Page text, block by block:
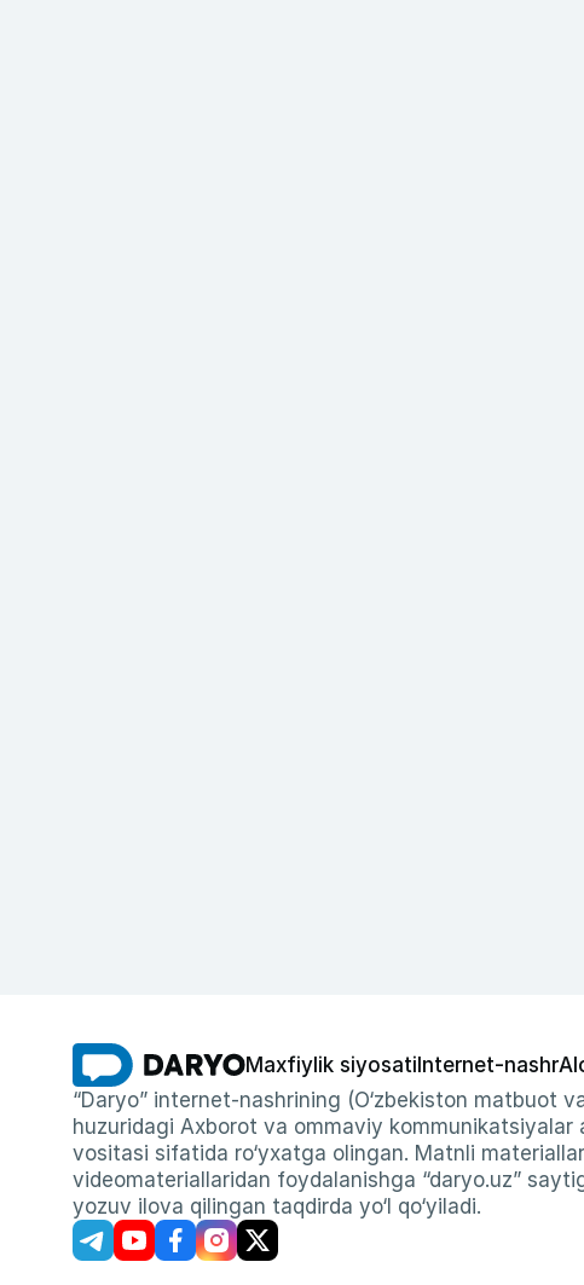
Maxfiylik siyosati Internet-nashr
“Daryo” internet-nashrining (O‘zbekiston matbuot
huzuridagi Axborot va ommaviy
vositasi sifatida ro‘yxatga olingan. Matnli
videomateriallaridan foydalanishga “daryo.uz”
yozuv ilova qilingan taqdirda yo‘l qo‘yiladi.